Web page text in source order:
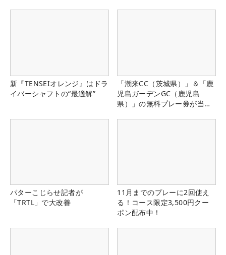
新『TENSEIオレンジ』はドラ
イバーシャフトの“最適解”
「潮来CC（茨城県）」＆「鹿
児島ガーデンGC（鹿児島
県）」の無料プレー券が当た
パターこじらせ記者が
「TRTL」で大改善
11月までのプレーに2回使え
る！コース限定3,500円クー
ポン配布中！